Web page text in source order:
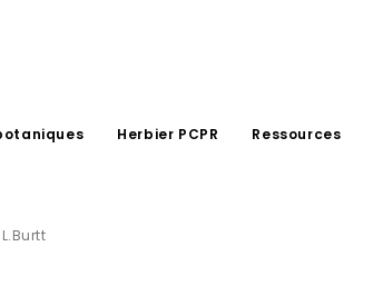
Herbier PCPR Ressources